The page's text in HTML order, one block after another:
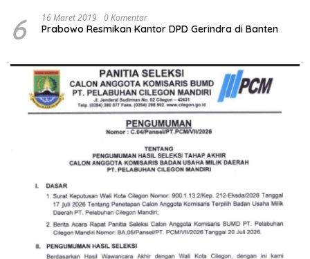
6 16 Maret 2019 0 Komentar
Prabowo Resmikan Kantor DPD Gerindra di Banten